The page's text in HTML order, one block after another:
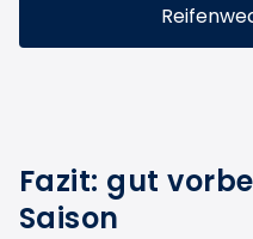
Fazit: gut
Saison